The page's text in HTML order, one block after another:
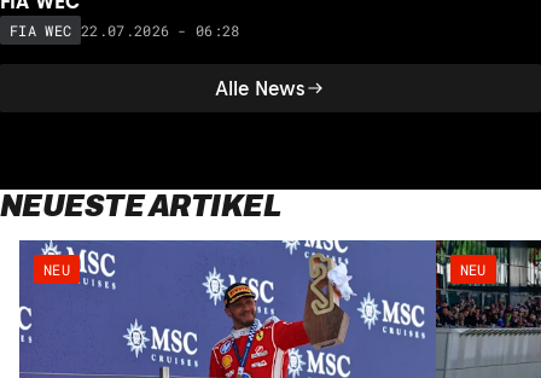
Alle News
FIA WEC 22.07.2026 - 06:28
NEUESTE ARTIKEL
NEU NEU